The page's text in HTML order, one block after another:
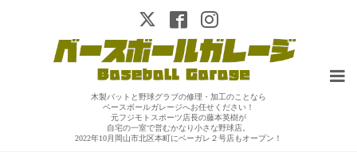
木製バットと野球グラブの修理・加工のことなら
ベースボールガレージへお任せください！
元フジモトスポーツ店長の藤本英樹が
自宅の一室で営むかなり小さな野球店。
2022年10月岡山市北区本町にベーガレ２号店もオープン！